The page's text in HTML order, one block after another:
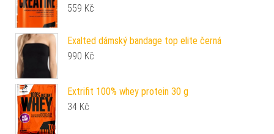
559 Kč
Exalted dámský bandage top elite černá
990 Kč
Extrifit 100% whey protein 30 g
34 Kč